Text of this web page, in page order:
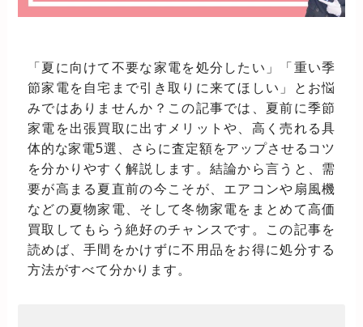
「夏に向けて不要な家電を処分したい」「重い季
節家電を自宅まで引き取りに来てほしい」とお悩
みではありませんか？この記事では、夏前に季節
家電を出張買取に出すメリットや、高く売れる具
体的な家電5選、さらに査定額をアップさせるコツ
を分かりやすく解説します。結論から言うと、需
要が高まる夏直前の今こそが、エアコンや扇風機
などの夏物家電、そして冬物家電をまとめて高価
買取してもらう絶好のチャンスです。この記事を
読めば、手間をかけずに不用品をお得に処分する
方法がすべて分かります。